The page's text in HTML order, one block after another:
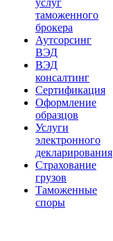
услуг
таможенного
брокера
Аутсорсинг
ВЭД
ВЭД
консалтинг
Сертификация
Оформление
образцов
Услуги
электронного
декларирования
Страхование
грузов
Таможенные
споры